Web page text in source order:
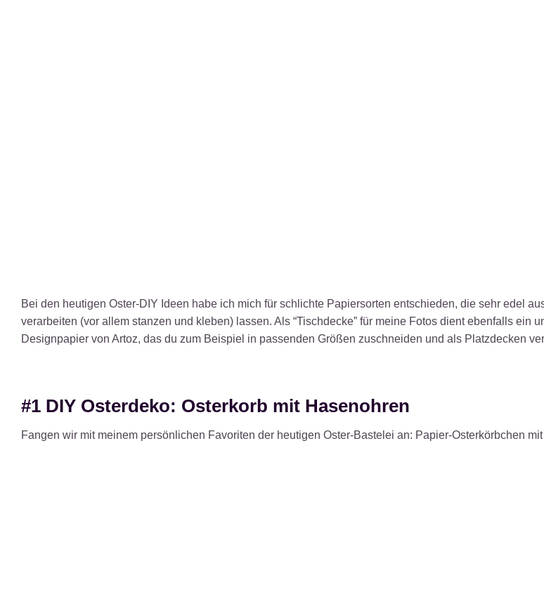
Bei den heutigen Oster-DIY Ideen habe ich mich für schlichte Papiersorten entschieden, die sehr edel
verarbeiten (vor allem stanzen und kleben) lassen. Als “Tischdecke” für meine Fotos dient ebenfalls ein
Designpapier von Artoz, das du zum Beispiel in passenden Größen zuschneiden und als Platzdecken
#1 DIY Osterdeko: Osterkorb mit Hasenohren
Fangen wir mit meinem persönlichen Favoriten der heutigen Oster-Bastelei an: Papier-Osterkörbchen